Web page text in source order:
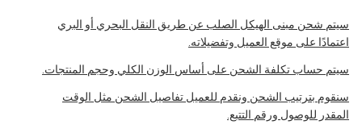
سيتم شحن مبنى الهيكل الصلب عن طريق النقل البحري أو البري
اعتمادًا على موقع العميل وتفضيلاته.
سيتم حساب تكلفة الشحن على أساس الوزن الكلي وحجم المنتجات.
سنقوم بترتيب الشحن ونقدم للعميل تفاصيل الشحن مثل الوقت
المقدر للوصول ورقم التتبع.